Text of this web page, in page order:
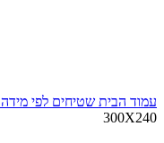
עמוד הבית שטיחים לפי מידה
300X240